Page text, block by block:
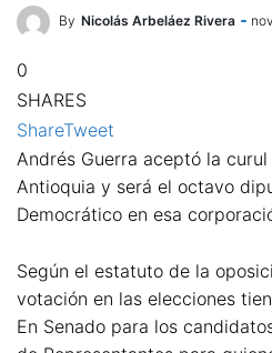
By Nicolás Arbeláez Rivera
0
SHARES
ShareTweet
Andrés Guerra aceptó la
Antioquia y será el octavo
Democrático en esa
Según el estatuto de la
votación en las elecciones
En Senado para los